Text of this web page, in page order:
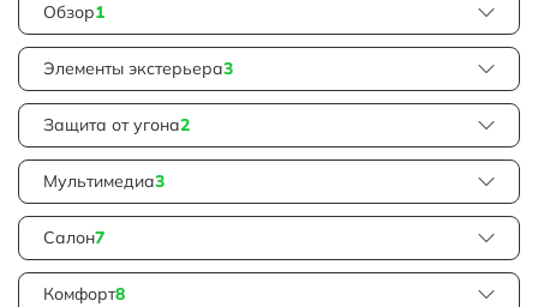
Обзор1
Элементы экстерьера3
Защита от угона2
Мультимедиа3
Салон7
Комфорт8